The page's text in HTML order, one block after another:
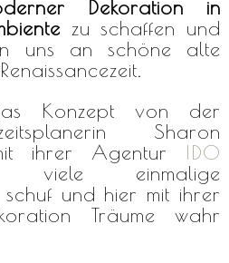
Dekoration in
zu schaffen und
uns an schöne alte
Konzept von der
Sharon
ihrer Agentur IDO
einmalige
schuf und hier mit ihrer
Träume wahr